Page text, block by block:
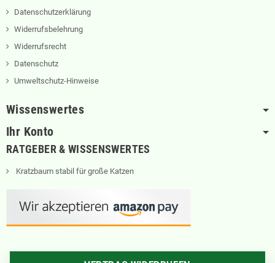
Datenschutzerklärung
Widerrufsbelehrung
Widerrufsrecht
Datenschutz
Umweltschutz-Hinweise
Wissenswertes
Ihr Konto
RATGEBER & WISSENSWERTES
Kratzbaum stabil für große Katzen